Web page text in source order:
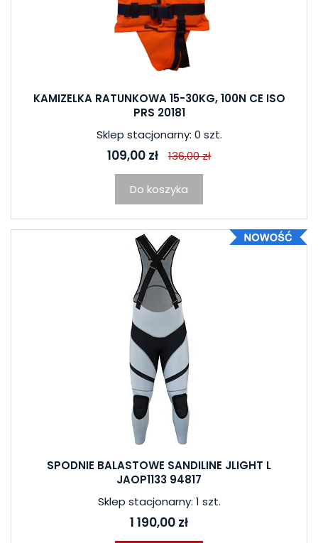
KAMIZELKA RATUNKOWA 15-30KG, 100N CE ISO
PRS 20181
Sklep stacjonarny: 0 szt.
109,00 zł 136,00 zł
Do koszyka
SPODNIE BALASTOWE SANDILINE JLIGHT L
JAOP1133 94817
Sklep stacjonarny: 1 szt.
1 190,00 zł